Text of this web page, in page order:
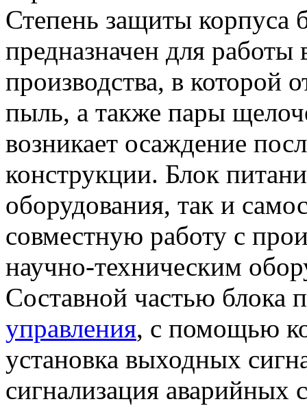
Степень защиты корпуса
предназначен для
производства, в которой
пыль, а также пары
возникает осаждение
конструкции. Блок
оборудования, так и
совместную работу с
научно-техническим
Составной частью блока
управления, с помощью
установка выходных
сигнализация аварийных